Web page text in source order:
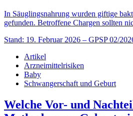
In Säuglingsnahrung wurden giftige
gefunden. Betroffene Chargen sollten
Stand: 19. Februar 2026 – GPSP 02/
Artikel
Arzneimittelrisiken
Baby
Schwangerschaft und Geburt
Welche Vor- und